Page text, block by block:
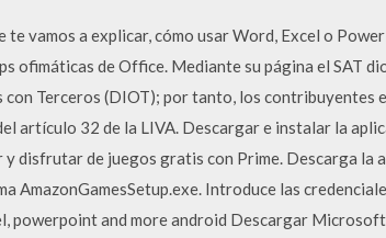
te vamos a explicar, cómo usar Word, Excel o
ofimáticas de Office. Mediante su página el SAT
Terceros (DIOT); por tanto, los contribuyentes
artículo 32 de la LIVA. Descargar e instalar la
y disfrutar de juegos gratis con Prime. Descarga la
AmazonGamesSetup.exe. Introduce las
powerpoint and more android Descargar